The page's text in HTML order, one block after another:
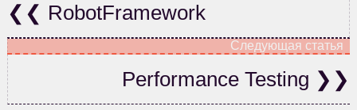
RobotFramework
Performance Testing